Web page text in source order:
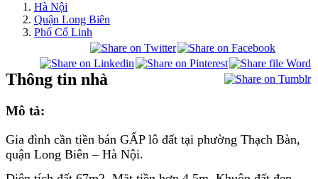
Hà Nội
Quận Long Biên
Phố Cổ Linh
Thông tin nhà
Mô tả:
Gia đình cần tiền bán GẤP lô đất tại phường Thạch Bàn,
quận Long Biên – Hà Nội.